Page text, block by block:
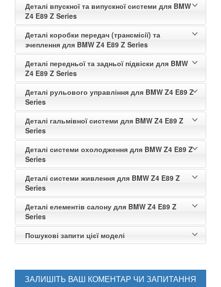
Деталі впускної та випускної системи для BMW
Z4 E89 Z Series
Деталі коробки передач (трансмісії) та
зчеплення для BMW Z4 E89 Z Series
Деталі передньої та задньої підвіски для BMW
Z4 E89 Z Series
Деталі рульового управління для BMW Z4 E89 Z
Series
Деталі гальмівної системи для BMW Z4 E89 Z
Series
Деталі системи охолодження для BMW Z4 E89 Z
Series
Деталі системи живлення для BMW Z4 E89 Z
Series
Деталі елементів салону для BMW Z4 E89 Z
Series
Пошукові запити цієї моделі
ЗАЛИШІТЬ ВАШ КОМЕНТАР ЧИ ЗАПИТАННЯ